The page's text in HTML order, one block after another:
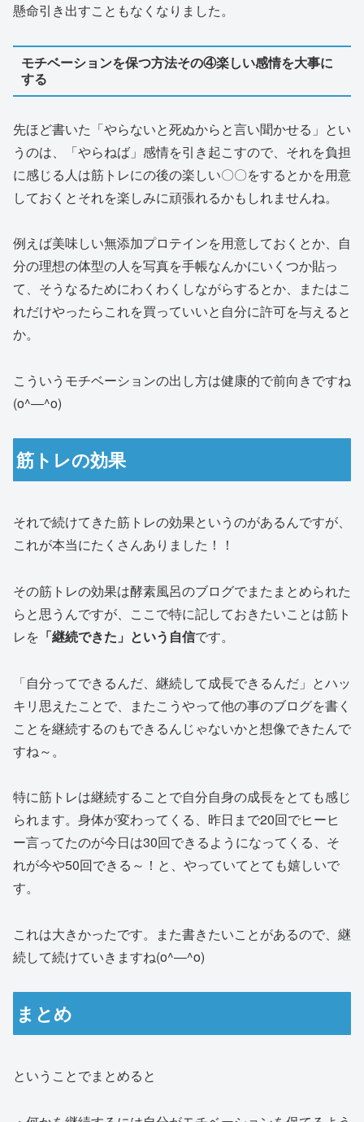
懸命引き出すこともなくなりました。
モチベーションを保つ方法その④楽しい感情を大事に
する
先ほど書いた「やらないと死ぬからと言い聞かせる」とい
うのは、「やらねば」感情を引き起こすので、それを負担
に感じる人は筋トレにの後の楽しい〇〇をするとかを用意
しておくとそれを楽しみに頑張れるかもしれませんね。
例えば美味しい無添加プロテインを用意しておくとか、自
分の理想の体型の人を写真を手帳なんかにいくつか貼っ
て、そうなるためにわくわくしながらするとか、またはこ
れだけやったらこれを買っていいと自分に許可を与えると
か。
こういうモチベーションの出し方は健康的で前向きですね
(o^―^o)
筋トレの効果
それで続けてきた筋トレの効果というのがあるんですが、
これが本当にたくさんありました！！
その筋トレの効果は酵素風呂のブログでまたまとめられた
らと思うんですが、ここで特に記しておきたいことは筋ト
レを 「継続できた」という自信です。
「自分ってできるんだ、継続して成長できるんだ」とハッ
キリ思えたことで、またこうやって他の事のブログを書く
ことを継続するのもできるんじゃないかと想像できたんで
すね～。
特に筋トレは継続することで自分自身の成長をとても感じ
られます。身体が変わってくる、昨日まで20回でヒーヒ
ー言ってたのが今日は30回できるようになってくる、そ
れが今や50回できる～！と、やっていてとても嬉しいで
す。
これは大きかったです。また書きたいことがあるので、継
続して続けていきますね(o^―^o)
まとめ
ということでまとめると